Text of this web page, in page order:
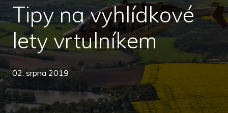
Tipy na vyhlídkové
lety vrtulníkem
02. srpna 2019